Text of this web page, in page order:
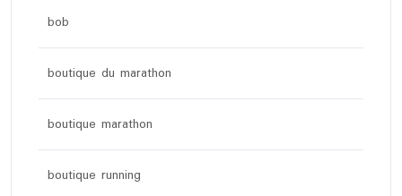
bob
boutique du marathon
boutique marathon
boutique running